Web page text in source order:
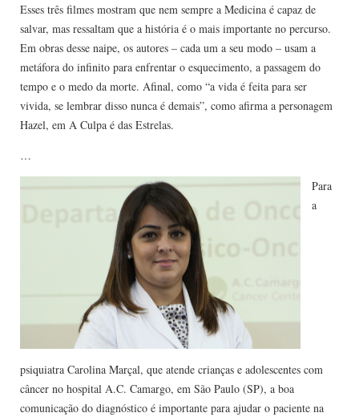
Esses três filmes mostram que nem sempre a Medicina é capaz de
salvar, mas ressaltam que a história é o mais importante no percurso.
Em obras desse naipe, os autores – cada um a seu modo – usam a
metáfora do infinito para enfrentar o esquecimento, a passagem do
tempo e o medo da morte. Afinal, como “a vida é feita para ser
vivida, se lembrar disso nunca é demais”, como afirma a personagem
Hazel, em A Culpa é das Estrelas.
…
Para
a
psiquiatra Carolina Marçal, que atende crianças e adolescentes com
câncer no hospital A.C. Camargo, em São Paulo (SP), a boa
comunicação do diagnóstico é importante para ajudar o paciente na